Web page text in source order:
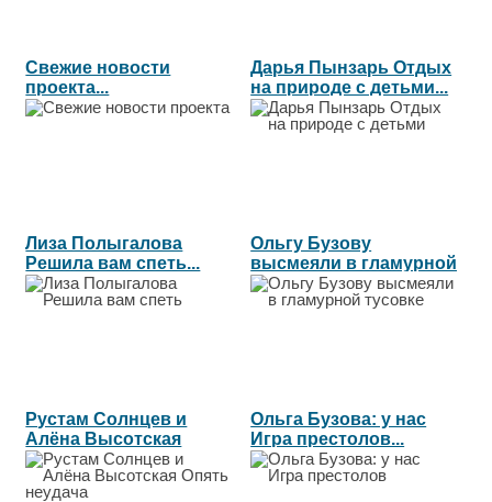
Свежие новости
проекта...
Дарья Пынзарь Отдых
на природе с детьми...
Лиза Полыгалова
Решила вам спеть...
Ольгу Бузову
высмеяли в гламурной
тусовке...
Рустам Солнцев и
Алёна Высотская
Опять неудача...
Ольга Бузова: у нас
Игра престолов...